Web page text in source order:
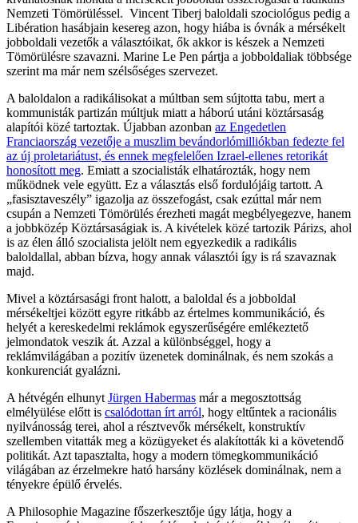
Nemzeti Tömörüléssel. Vincent Tiberj baloldali szociológus pedig a
Libération hasábjain kesereg azon, hogy hiába is óvnák a mérsékelt
jobboldali vezetők a választóikat, ők akkor is készek a Nemzeti
Tömörülésre szavazni. Marine Le Pen pártja a jobboldaliak többsége
szerint ma már nem szélsőséges szervezet.
A baloldalon a radikálisokat a múltban sem sújtotta tabu, mert a
kommunisták partizán múltjuk miatt a háború utáni köztársaság
alapítói közé tartoztak. Újabban azonban az Engedetlen
Franciaország vezetője a muszlim bevándorlómilliókban fedezte fel
az új proletariátust, és ennek megfelelően Izrael-ellenes retorikát
honosított meg. Emiatt a szocialisták elhatározták, hogy nem
működnek vele együtt. Ez a választás első fordulójáig tartott. A
„fasisztaveszély” igazolja az összefogást, csak ezúttal már nem
csupán a Nemzeti Tömörülés érezheti magát megbélyegezve, hanem
a jobbközép Köztársaságiak is. A kivételek közé tartozik Párizs, ahol
is az élen álló szocialista jelölt nem egyezkedik a radikális
baloldallal, abban bízva, hogy annak választói így is rá szavaznak
majd.
Mivel a köztársasági front halott, a baloldal és a jobboldal
mérsékeltjei között egyre ritkább az értelmes kommunikáció, és
helyét a kereskedelmi reklámok egyszerűségére emlékeztető
jelmondatok veszik át. Azzal a különbséggel, hogy a
reklámvilágában a pozitív üzenetek dominálnak, és nem szokás a
konkurenciát gyalázni.
A hétvégén elhunyt Jürgen Habermas már a megosztottság
elmélyülése előtt is csalódottan írt arról, hogy eltűntek a racionális
nyilvánosság terei, ahol a résztvevők mérsékelt, konstruktív
szellemben vitatták meg a közügyeket és alakították ki a követendő
politikát. Azt tapasztalta, hogy a modern tömegkommunikáció
világában az érzelmekre ható harsány közlések dominálnak, nem a
tényekre épülő érvelés.
A Philosophie Magazine főszerkesztője úgy látja, hogy a